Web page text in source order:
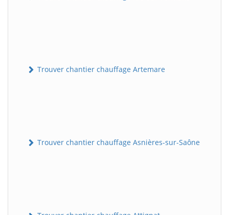
Trouver chantier chauffage Artemare
Trouver chantier chauffage Asnières-sur-Saône